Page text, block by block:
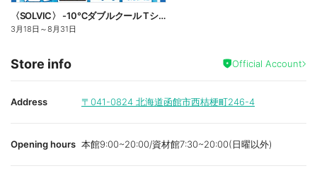
〈SOLVIC〉 -10℃ダブルクール Tシャツ・ポロシャツ
3月18日 ～8月31日
Store info Official Account
Address 〒041-0824 北海道函館市西桔梗町246-4
Opening hours 本館9:00~20:00/資材館7:30~20:00(日曜以外)